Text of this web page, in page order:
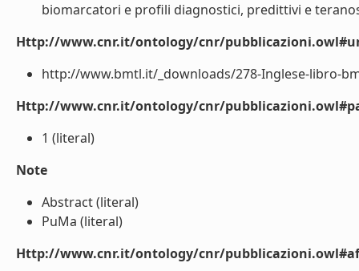
biomarcatori e profili diagnostici, predittivi e
Http://www.cnr.it/ontology/cnr/
http://www.bmtl.it/_downloads/278-Inglese-libro-
Http://www.cnr.it/ontology/cnr/
1 (literal)
Note
Abstract (literal)
PuMa (literal)
Http://www.cnr.it/ontology/cnr/